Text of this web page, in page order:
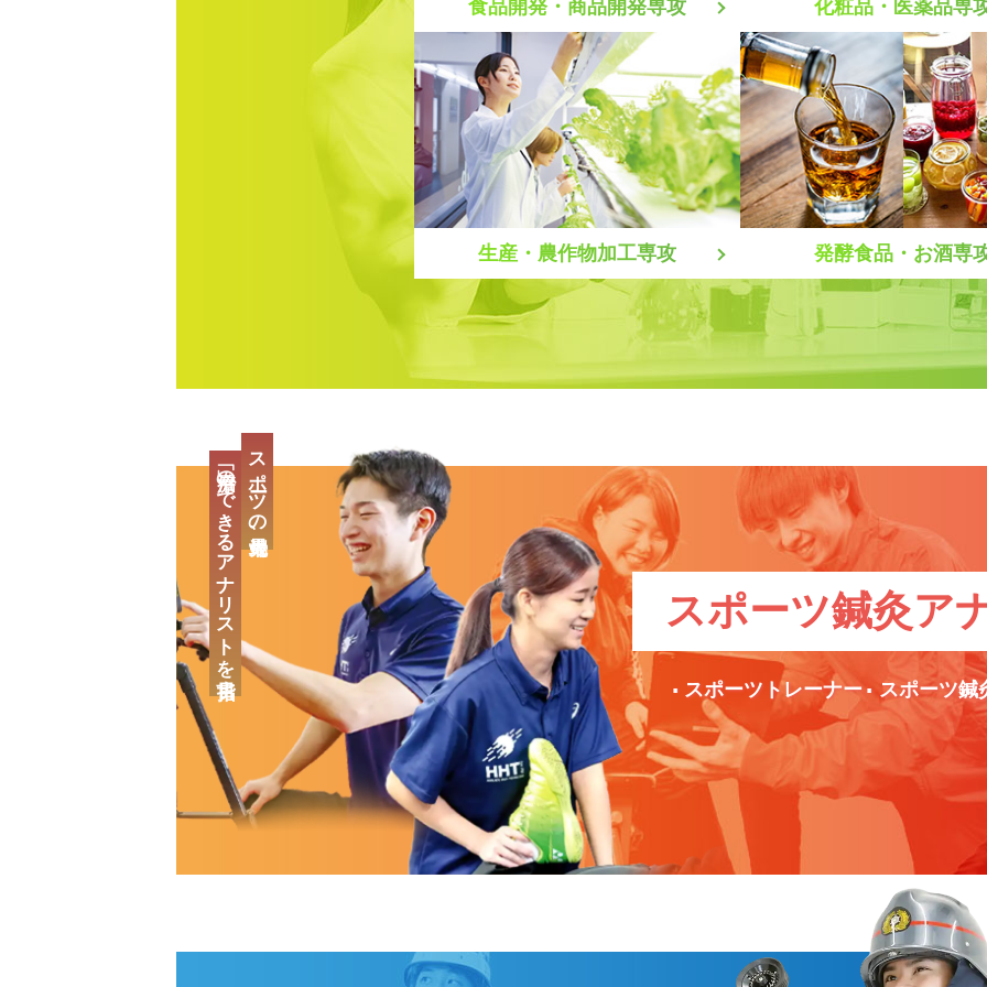
食品開発・商品開発専攻 化粧品・医薬品専
生産・農作物加工専攻 発酵食品・お酒専
スポーツ鍼灸ア
スポーツトレーナー スポーツ鍼
スポーツの最先端、
「治療」のできるアナリストを目指す